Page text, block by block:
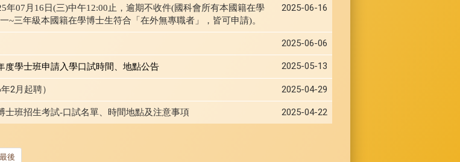
年07月16日(三)中午12:00止，逾期不收件(國科會所有本國籍在學
~三年級本國籍在學博士生符合「在外無專職者」，皆可申請)。
2025-06-16
2025-06-06
度學士班申請入學口試時間、地點公告 2025-05-13
2月起聘） 2025-04-29
士班招生考試-口試名單、時間地點及注意事項 2025-04-22
最後